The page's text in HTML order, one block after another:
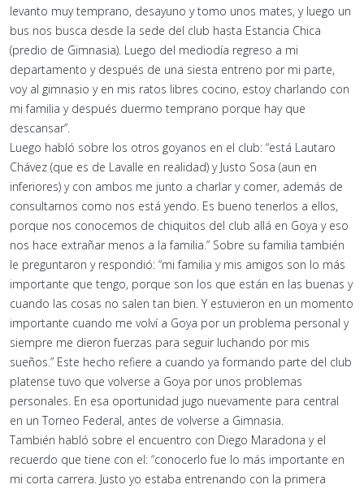
levanto muy temprano, desayuno y tomo unos mates, y luego un
bus nos busca desde la sede del club hasta Estancia Chica
(predio de Gimnasia). Luego del mediodía regreso a mi
departamento y después de una siesta entreno por mi parte,
voy al gimnasio y en mis ratos libres cocino, estoy charlando con
mi familia y después duermo temprano porque hay que
descansar”.
Luego habló sobre los otros goyanos en el club: “está Lautaro
Chávez (que es de Lavalle en realidad) y Justo Sosa (aun en
inferiores) y con ambos me junto a charlar y comer, además de
consultarnos como nos está yendo. Es bueno tenerlos a ellos,
porque nos conocemos de chiquitos del club allá en Goya y eso
nos hace extrañar menos a la familia.” Sobre su familia también
le preguntaron y respondió: “mi familia y mis amigos son lo más
importante que tengo, porque son los que están en las buenas y
cuando las cosas no salen tan bien. Y estuvieron en un momento
importante cuando me volví a Goya por un problema personal y
siempre me dieron fuerzas para seguir luchando por mis
sueños.” Este hecho refiere a cuando ya formando parte del club
platense tuvo que volverse a Goya por unos problemas
personales. En esa oportunidad jugo nuevamente para central
en un Torneo Federal, antes de volverse a Gimnasia.
También habló sobre el encuentro con Diego Maradona y el
recuerdo que tiene con el: “conocerlo fue lo más importante en
mi corta carrera. Justo yo estaba entrenando con la primera